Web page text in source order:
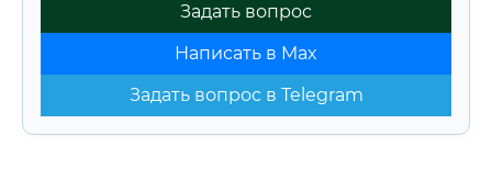
Задать вопрос
Написать в Max
Задать вопрос в Telegram